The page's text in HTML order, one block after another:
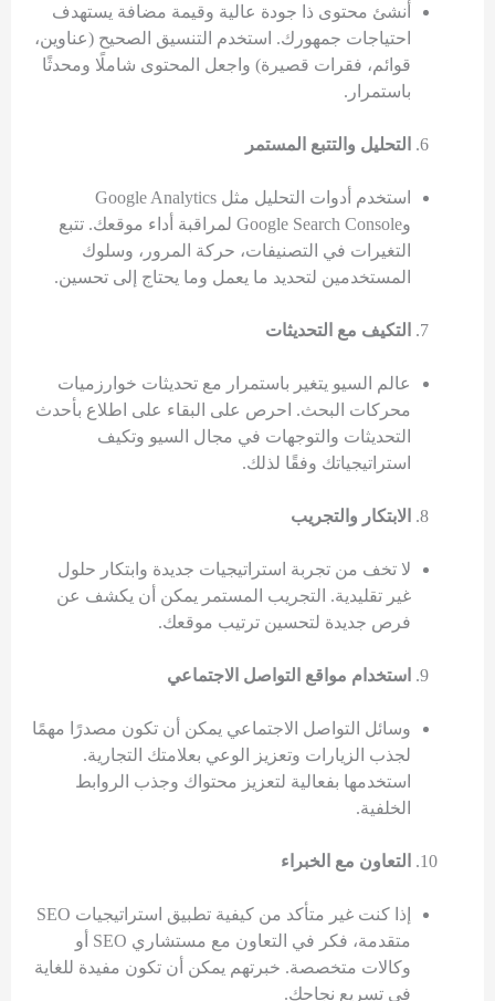
أنشئ محتوى ذا جودة عالية وقيمة مضافة يستهدف
احتياجات جمهورك. استخدم التنسيق الصحيح (عناوين،
قوائم، فقرات قصيرة) واجعل المحتوى شاملًا ومحدثًا
باستمرار.
التحليل والتتبع المستمر
استخدم أدوات التحليل مثل Google Analytics
وGoogle Search Console لمراقبة أداء موقعك. تتبع
التغيرات في التصنيفات، حركة المرور، وسلوك
المستخدمين لتحديد ما يعمل وما يحتاج إلى تحسين.
التكيف مع التحديثات
عالم السيو يتغير باستمرار مع تحديثات خوارزميات
محركات البحث. احرص على البقاء على اطلاع بأحدث
التحديثات والتوجهات في مجال السيو وتكيف
استراتيجياتك وفقًا لذلك.
الابتكار والتجريب
لا تخف من تجربة استراتيجيات جديدة وابتكار حلول
غير تقليدية. التجريب المستمر يمكن أن يكشف عن
فرص جديدة لتحسين ترتيب موقعك.
استخدام مواقع التواصل الاجتماعي
وسائل التواصل الاجتماعي يمكن أن تكون مصدرًا مهمًا
لجذب الزيارات وتعزيز الوعي بعلامتك التجارية.
استخدمها بفعالية لتعزيز محتواك وجذب الروابط
الخلفية.
التعاون مع الخبراء
إذا كنت غير متأكد من كيفية تطبيق استراتيجيات SEO
متقدمة، فكر في التعاون مع مستشاري SEO أو
وكالات متخصصة. خبرتهم يمكن أن تكون مفيدة للغاية
في تسريع نجاحك.